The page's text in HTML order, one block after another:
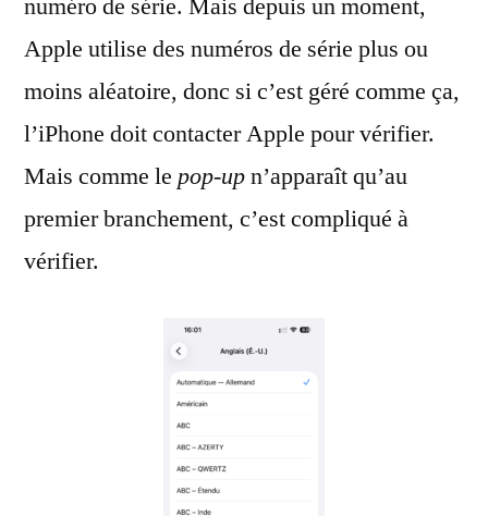
numéro de série. Mais depuis un moment,
Apple utilise des numéros de série plus ou
moins aléatoire, donc si c’est géré comme ça,
l’iPhone doit contacter Apple pour vérifier.
Mais comme le pop-upn’apparaît qu’au
premier branchement, c’est compliqué à
vérifier.